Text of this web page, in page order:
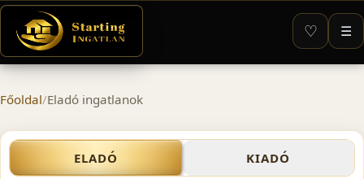
♡ ☰
Főoldal/Eladó ingatlanok
Eladó ház Budapest
ELADÓ KIADÓ